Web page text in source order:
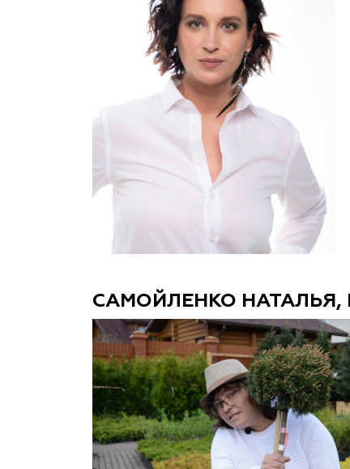
САМОЙЛЕНКО НАТАЛЬЯ,